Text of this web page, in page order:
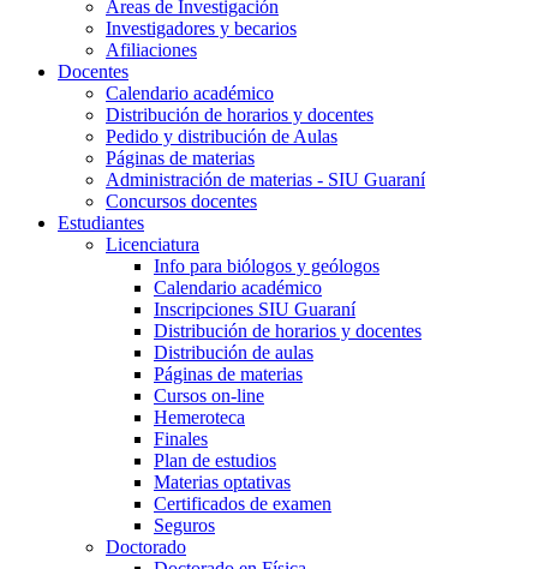
Áreas de Investigación
Investigadores y becarios
Afiliaciones
Docentes
Calendario académico
Distribución de horarios y docentes
Pedido y distribución de Aulas
Páginas de materias
Administración de materias - SIU Guaraní
Concursos docentes
Estudiantes
Licenciatura
Info para biólogos y geólogos
Calendario académico
Inscripciones SIU Guaraní
Distribución de horarios y docentes
Distribución de aulas
Páginas de materias
Cursos on-line
Hemeroteca
Finales
Plan de estudios
Materias optativas
Certificados de examen
Seguros
Doctorado